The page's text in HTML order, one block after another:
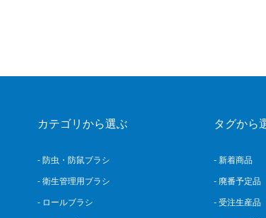
カテゴリから選ぶ
- 防虫・防鼠ブラシ
- 衛生管理用ブラシ
- ロールブラシ
タグから
- 新着商品
- 廃番予定品
- 受注生産品